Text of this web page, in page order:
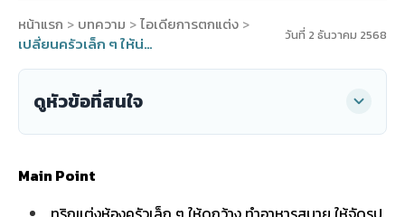
หน้าแรก > บทความ >ไอเดียการตกแต่ง >
เปลี่ยนครัวเล็ก ๆ ให้น่าใช้ ด้วย 7 ทริกแต่งง่ายและ 10 ไอเดียดีไซน์ วันที่ 2 ธันวาคม 2568
ดูหัวข้อที่สนใจ
Main Point